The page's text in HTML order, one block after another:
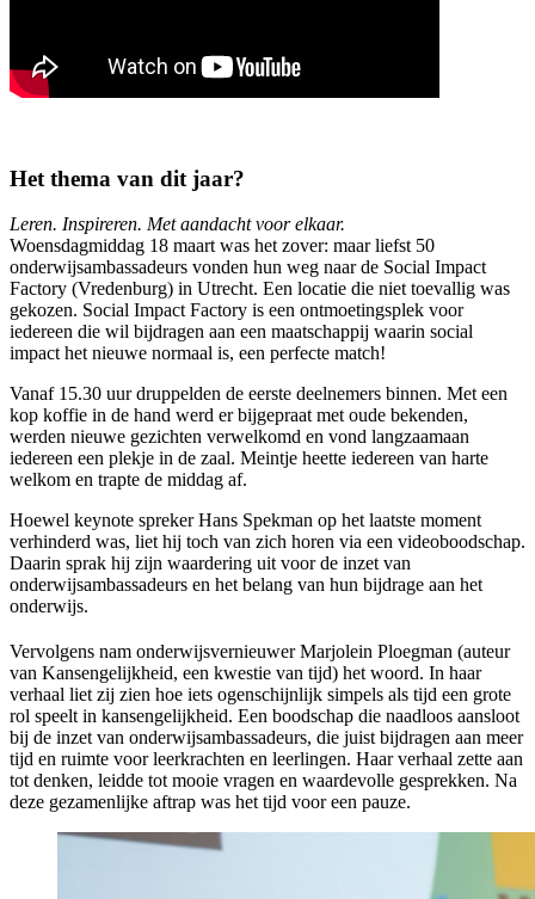
Het thema van dit jaar?
Leren. Inspireren. Met aandacht voor elkaar.
Woensdagmiddag 18 maart was het zover: maar liefst 50
onderwijsambassadeurs vonden hun weg naar de Social Impact
Factory (Vredenburg) in Utrecht. Een locatie die niet toevallig was
gekozen. Social Impact Factory is een ontmoetingsplek voor
iedereen die wil bijdragen aan een maatschappij waarin social
impact het nieuwe normaal is, een perfecte match!
Vanaf 15.30 uur druppelden de eerste deelnemers binnen. Met een
kop koffie in de hand werd er bijgepraat met oude bekenden,
werden nieuwe gezichten verwelkomd en vond langzaamaan
iedereen een plekje in de zaal. Meintje heette iedereen van harte
welkom en trapte de middag af.
Hoewel keynote spreker Hans Spekman op het laatste moment
verhinderd was, liet hij toch van zich horen via een videoboodschap.
Daarin sprak hij zijn waardering uit voor de inzet van
onderwijsambassadeurs en het belang van hun bijdrage aan het
onderwijs.
Vervolgens nam onderwijsvernieuwer Marjolein Ploegman (auteur
van Kansengelijkheid, een kwestie van tijd) het woord. In haar
verhaal liet zij zien hoe iets ogenschijnlijk simpels als tijd een grote
rol speelt in kansengelijkheid. Een boodschap die naadloos aansloot
bij de inzet van onderwijsambassadeurs, die juist bijdragen aan meer
tijd en ruimte voor leerkrachten en leerlingen. Haar verhaal zette aan
tot denken, leidde tot mooie vragen en waardevolle gesprekken. Na
deze gezamenlijke aftrap was het tijd voor een pauze.